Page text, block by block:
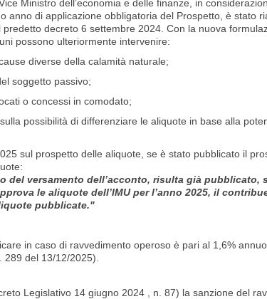
Ministro dell’economia e delle finanze, in
anno di applicazione obbligatoria del Prospetto, è stato
predetto decreto 6 settembre 2024. Con la nuova
possono ulteriormente intervenire:
diverse della calamità naturale;
soggetto passivo;
o concessi in comodato;
possibilità di differenziare le aliquote in base alla
sul prospetto delle aliquote, se è stato pubblicato il
del versamento dell’acconto, risulta già pubblicato,
le aliquote dell’IMU per l’anno 2025, il
pubblicate."
in caso di ravvedimento operoso è pari al 1,6%
del 13/12/2025).
Legislativo 14 giugno 2024 , n. 87) la sanzione del